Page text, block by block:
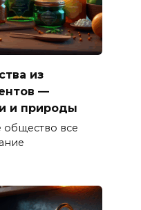
из
—
и природы
все